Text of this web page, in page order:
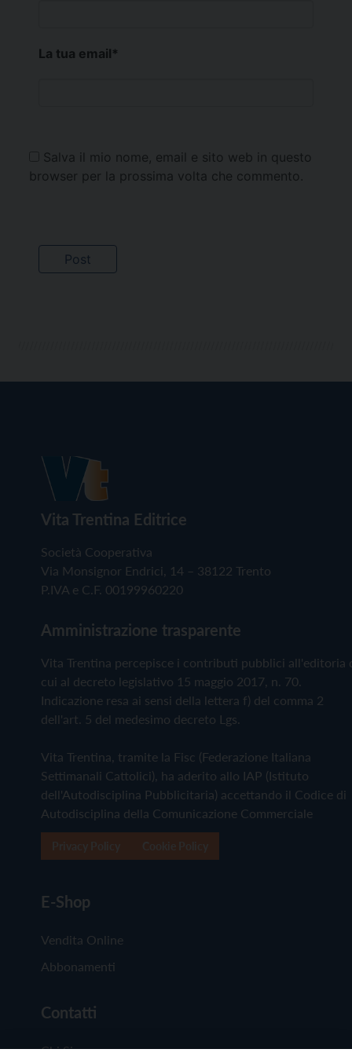
La tua email*
Salva il mio nome, email e sito web in questo
browser per la prossima volta che commento.
Vita Trentina Editrice
Società Cooperativa
Via Monsignor Endrici, 14 – 38122 Trento
P.IVA e C.F. 00199960220
Amministrazione trasparente
Vita Trentina percepisce i contributi pubblici all'editoria
cui al decreto legislativo 15 maggio 2017, n. 70.
Indicazione resa ai sensi della lettera f) del comma 2
dell'art. 5 del medesimo decreto Lgs.
Vita Trentina, tramite la Fisc (Federazione Italiana
Settimanali Cattolici), ha aderito allo IAP (Istituto
dell'Autodisciplina Pubblicitaria) accettando il Codice di
Autodisciplina della Comunicazione Commerciale
E-Shop
Vendita Online
Abbonamenti
Contatti
Chi Siamo